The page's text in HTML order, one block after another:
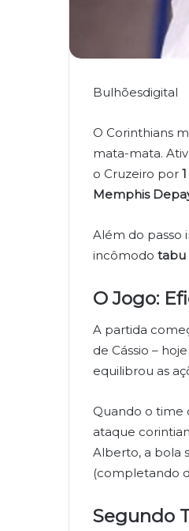
Bulhõesdigital
O Corinthians
mata-mata.
o Cruzeiro por
Memphis
Além do passo
incômodo tabu
O Jogo:
A partida
de Cássio –
equilibrou as
Quando o time
ataque
Alberto, a bola
(completando
Segundo